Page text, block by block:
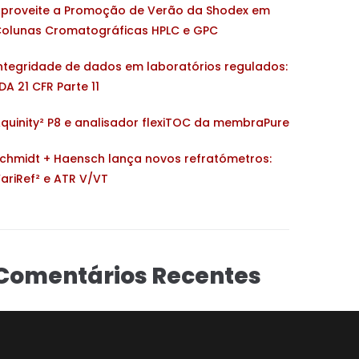
a Promoção de Verão da Shodex em
Cromatográficas HPLC e GPC
de dados em laboratórios regulados:
21 CFR Parte 11
P8 e analisador flexiTOC da membraPure
+ Haensch lança novos refratómetros:
e ATR V/VT
Recentes